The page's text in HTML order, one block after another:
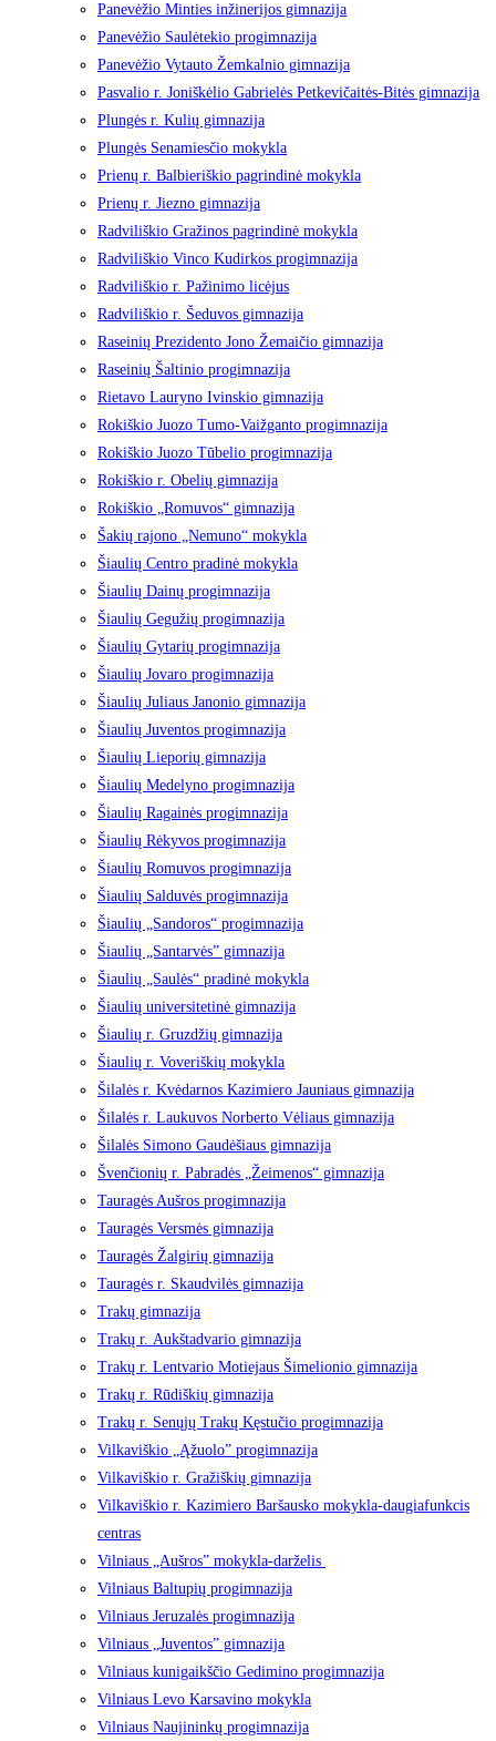
Panevėžio Minties inžinerijos gimnazija
Panevėžio Saulėtekio progimnazija
Panevėžio Vytauto Žemkalnio gimnazija
Pasvalio r. Joniškėlio Gabrielės Petkevičaitės-Bitės gimnazija
Plungės r. Kulių gimnazija
Plungės Senamiesčio mokykla
Prienų r. Balbieriškio pagrindinė mokykla
Prienų r. Jiezno gimnazija
Radviliškio Gražinos pagrindinė mokykla
Radviliškio Vinco Kudirkos progimnazija
Radviliškio r. Pažinimo licėjus
Radviliškio r. Šeduvos gimnazija
Raseinių Prezidento Jono Žemaičio gimnazija
Raseinių Šaltinio progimnazija
Rietavo Lauryno Ivinskio gimnazija
Rokiškio Juozo Tumo-Vaižganto progimnazija
Rokiškio Juozo Tūbelio progimnazija
Rokiškio r. Obelių gimnazija
Rokiškio „Romuvos“ gimnazija
Šakių rajono „Nemuno“ mokykla
Šiaulių Centro pradinė mokykla
Šiaulių Dainų progimnazija
Šiaulių Gegužių progimnazija
Šiaulių Gytarių progimnazija
Šiaulių Jovaro progimnazija
Šiaulių Juliaus Janonio gimnazija
Šiaulių Juventos progimnazija
Šiaulių Lieporių gimnazija
Šiaulių Medelyno progimnazija
Šiaulių Ragainės progimnazija
Šiaulių Rėkyvos progimnazija
Šiaulių Romuvos progimnazija
Šiaulių Salduvės progimnazija
Šiaulių „Sandoros“ progimnazija
Šiaulių „Santarvės” gimnazija
Šiaulių „Saulės“ pradinė mokykla
Šiaulių universitetinė gimnazija
Šiaulių r. Gruzdžių gimnazija
Šiaulių r. Voveriškių mokykla
Šilalės r. Kvėdarnos Kazimiero Jauniaus gimnazija
Šilalės r. Laukuvos Norberto Vėliaus gimnazija
Šilalės Simono Gaudėšiaus gimnazija
Švenčionių r. Pabradės „Žeimenos“ gimnazija
Tauragės Aušros progimnazija
Tauragės Versmės gimnazija
Tauragės Žalgirių gimnazija
Tauragės r. Skaudvilės gimnazija
Trakų gimnazija
Trakų r. Aukštadvario gimnazija
Trakų r. Lentvario Motiejaus Šimelionio gimnazija
Trakų r. Rūdiškių gimnazija
Trakų r. Senųjų Trakų Kęstučio progimnazija
Vilkaviškio „Ąžuolo” progimnazija
Vilkaviškio r. Gražiškių gimnazija
Vilkaviškio r. Kazimiero Baršausko mokykla-daugiafunkcis
centras
Vilniaus „Aušros” mokykla-darželis
Vilniaus Baltupių progimnazija
Vilniaus Jeruzalės progimnazija
Vilniaus „Juventos” gimnazija
Vilniaus kunigaikščio Gedimino progimnazija
Vilniaus Levo Karsavino mokykla
Vilniaus Naujininkų progimnazija